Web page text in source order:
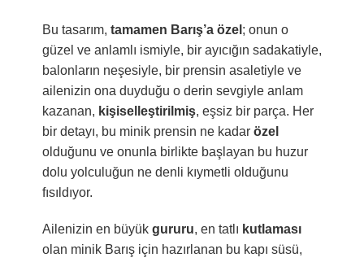
Bu tasarım, tamamen Barış’a özel ; onun o
güzel ve anlamlı ismiyle, bir ayıcığın sadakatiyle,
balonların neşesiyle, bir prensin asaletiyle ve
ailenizin ona duyduğu o derin sevgiyle anlam
kazanan, kişiselleştirilmiş, eşsiz bir parça. Her
bir detayı, bu minik prensin ne kadar özel
olduğunu ve onunla birlikte başlayan bu huzur
dolu yolculuğun ne denli kıymetli olduğunu
fısıldıyor.
Ailenizin en büyük gururu, en tatlı kutlaması
olan minik Barış için hazırlanan bu kapı süsü,